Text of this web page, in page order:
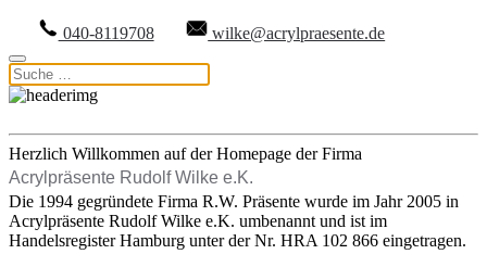
040-8119708 wilke@acrylpraesente.de
Herzlich Willkommen auf der Homepage der Firma
Acrylpräsente Rudolf Wilke e.K.
Die 1994 gegründete Firma R.W. Präsente wurde im Jahr 2005 in
Acrylpräsente Rudolf Wilke e.K. umbenannt und ist im
Handelsregister Hamburg unter der Nr. HRA 102 866 eingetragen.